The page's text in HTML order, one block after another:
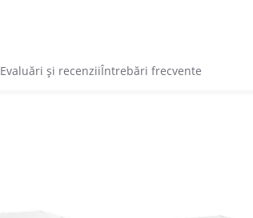
Evaluări și recenziiÎntrebări frecvente